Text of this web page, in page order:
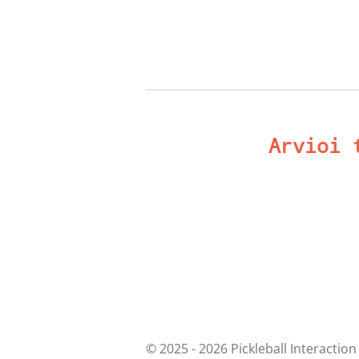
Arvioi
o
© 2025 - 2026 Pickleball Interaction